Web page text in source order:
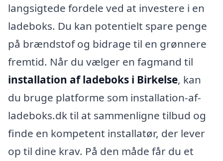
langsigtede fordele ved at investere i en
ladeboks. Du kan potentielt spare penge
på brændstof og bidrage til en grønnere
fremtid. Når du vælger en fagmand til
installation af ladeboks i Birkelse, kan
du bruge platforme som installation-af-
ladeboks.dk til at sammenligne tilbud og
finde en kompetent installatør, der lever
op til dine krav. På den måde får du et